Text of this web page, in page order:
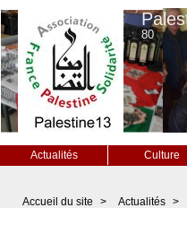
80
Actualités Culture
Accueil du site > Actualités >